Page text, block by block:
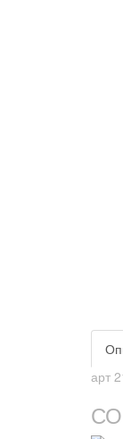
арт